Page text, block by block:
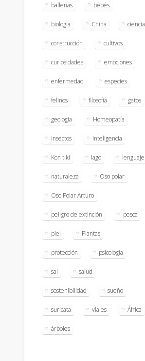
ballenas bebés
biologia China ciencia
construcción cultivos
curiosidades emociones
enfermedad especies
felinos filosofía gatos
geologia Homeopatía
insectos inteligencia
Kon tiki lago lenguaje
naturaleza Oso polar
Oso Polar Arturo
peligro de extinción pesca
piel Plantas
protección psicología
sal salud
sostenibilidad sueño
suricata viajes África
árboles